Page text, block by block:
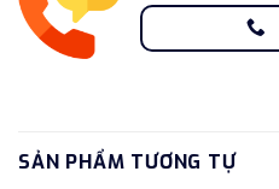
SẢN PHẨM TƯƠNG TỰ